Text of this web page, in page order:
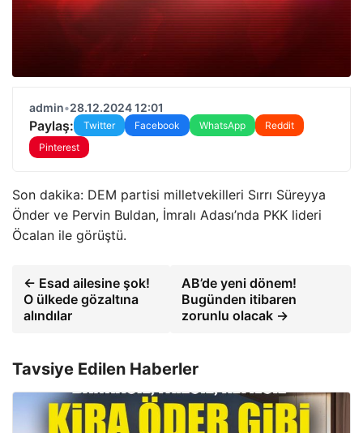
admin•28.12.2024 12:01
Paylaş: Twitter Facebook WhatsApp
Reddit
Pinterest
Son dakika: DEM partisi milletvekilleri Sırrı Süreyya
Önder ve Pervin Buldan, İmralı Adası’nda PKK lideri
Öcalan ile görüştü.
← Esad ailesine şok!
O ülkede gözaltına
alındılar
AB’de yeni dönem!
Bugünden itibaren
zorunlu olacak →
Tavsiye Edilen Haberler